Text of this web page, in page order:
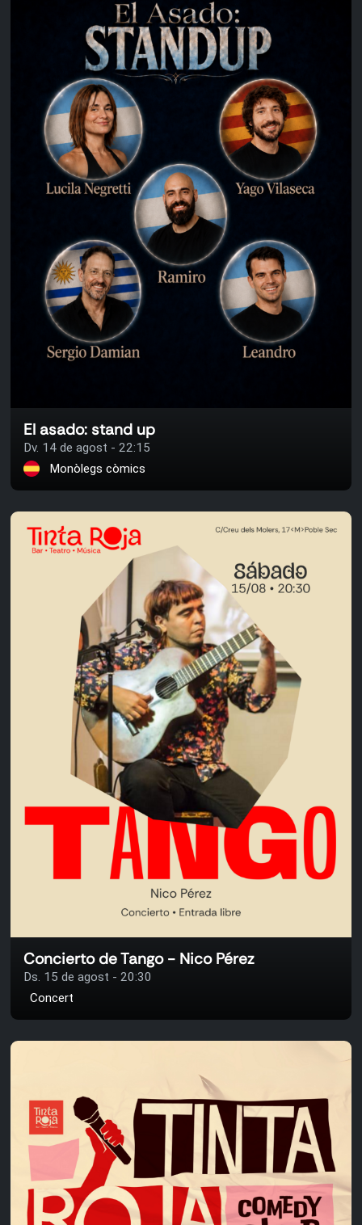
El asado: stand up
Dv. 14 de agost - 22:15
Monòlegs còmics
Concierto de Tango - Nico Pérez
Ds. 15 de agost - 20:30
Concert